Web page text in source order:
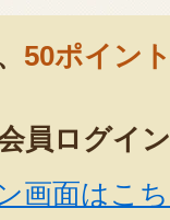
50ポイン
員ログイ
画面はこ